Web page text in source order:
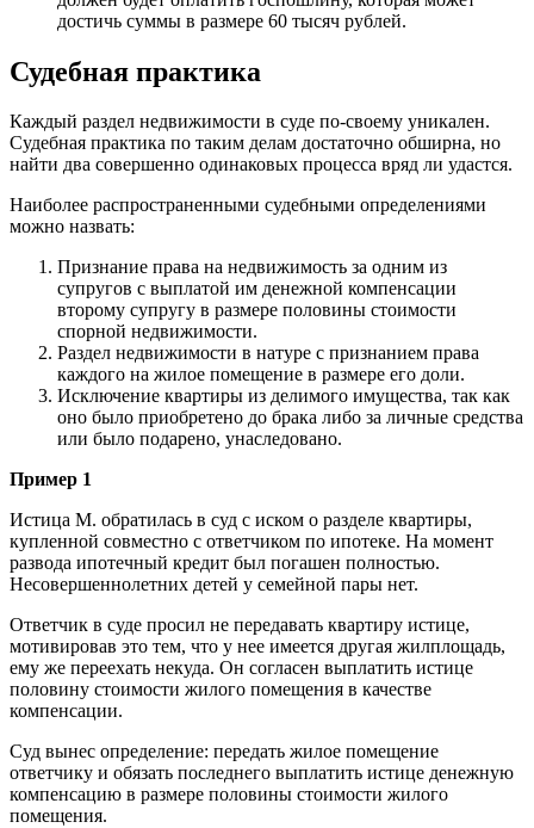
достичь суммы в размере 60 тысяч рублей.
Судебная практика
Каждый раздел недвижимости в суде по-своему уникален.
Судебная практика по таким делам достаточно обширна, но
найти два совершенно одинаковых процесса вряд ли удастся.
Наиболее распространенными судебными определениями
можно назвать:
Признание права на недвижимость за одним из
супругов с выплатой им денежной компенсации
второму супругу в размере половины стоимости
спорной недвижимости.
Раздел недвижимости в натуре с признанием права
каждого на жилое помещение в размере его доли.
Исключение квартиры из делимого имущества, так как
оно было приобретено до брака либо за личные средства
или было подарено, унаследовано.
Пример 1
Истица М. обратилась в суд с иском о разделе квартиры,
купленной совместно с ответчиком по ипотеке. На момент
развода ипотечный кредит был погашен полностью.
Несовершеннолетних детей у семейной пары нет.
Ответчик в суде просил не передавать квартиру истице,
мотивировав это тем, что у нее имеется другая жилплощадь,
ему же переехать некуда. Он согласен выплатить истице
половину стоимости жилого помещения в качестве
компенсации.
Суд вынес определение: передать жилое помещение
ответчику и обязать последнего выплатить истице денежную
компенсацию в размере половины стоимости жилого
помещения.